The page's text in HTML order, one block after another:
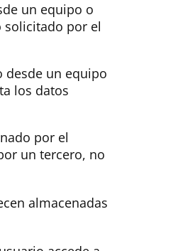
un equipo o
solicitado por el
desde un equipo
los datos
por el
un tercero, no
almacenadas